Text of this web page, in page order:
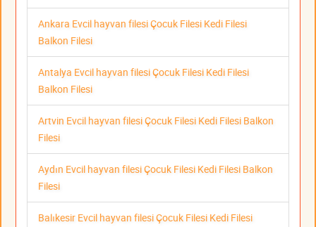
Ankara Evcil hayvan filesi Çocuk Filesi Kedi Filesi
Balkon Filesi
Antalya Evcil hayvan filesi Çocuk Filesi Kedi Filesi
Balkon Filesi
Artvin Evcil hayvan filesi Çocuk Filesi Kedi Filesi Balkon
Filesi
Aydın Evcil hayvan filesi Çocuk Filesi Kedi Filesi Balkon
Filesi
Balıkesir Evcil hayvan filesi Çocuk Filesi Kedi Filesi